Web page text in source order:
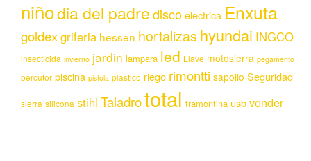
niñodia del padrediscoelectrica Enxuta
goldexgriferia hessen hortalizas hyundai INGCO
insecticida invierno jardin lampara led Llave motosierra pegamento
percutor piscina pistola plastico riego rimontti sapolio Seguridad
sierra silicona stihl Taladrototal tramontina usbvonder